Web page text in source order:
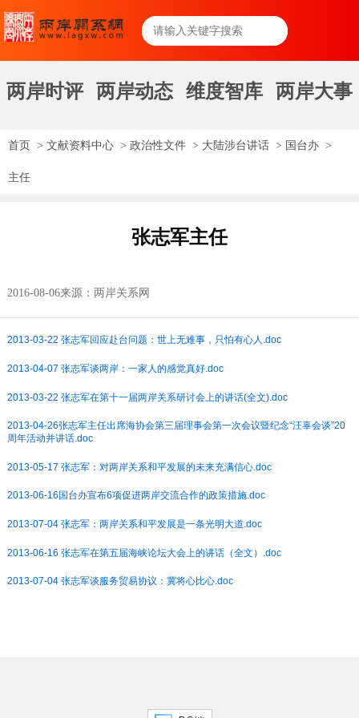
两岸时评 两岸动态 维度智库 两岸大事
首页 > 文献资料中心 > 政治性文件 > 大陆涉台讲话 > 国台办 >
主任
张志军主任
2016-08-06来源：两岸关系网
2013-03-22 张志军回应赴台问题：世上无难事，只怕有心人.doc
2013-04-07 张志军谈两岸：一家人的感觉真好.doc
2013-03-22 张志军在第十一届两岸关系研讨会上的讲话(全文).doc
2013-04-26张志军主任出席海协会第三届理事会第一次会议暨纪念“汪辜会谈”20
周年活动并讲话.doc
2013-05-17 张志军：对两岸关系和平发展的未来充满信心.doc
2013-06-16国台办宣布6项促进两岸交流合作的政策措施.doc
2013-07-04 张志军：两岸关系和平发展是一条光明大道.doc
2013-06-16 张志军在第五届海峡论坛大会上的讲话（全文）.doc
2013-07-04 张志军谈服务贸易协议：冀将心比心.doc